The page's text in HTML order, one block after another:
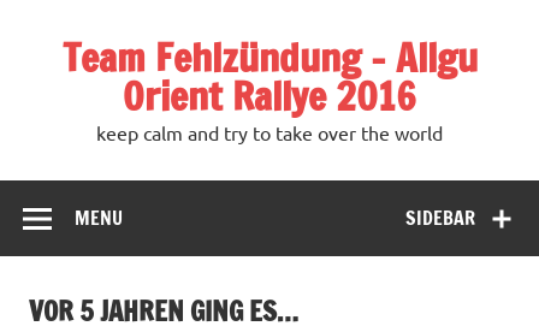
Team Fehlzündung – Allgu
Orient Rallye 2016
keep calm and try to take over the world
SIDEBAR
MENU
VOR 5 JAHREN GING ES…